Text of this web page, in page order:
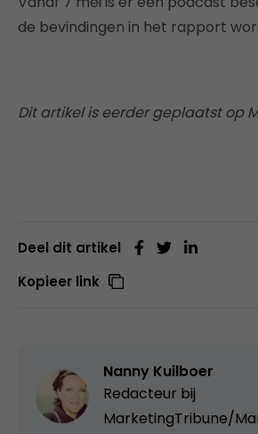
de bevindingen in het rapport
Dit artikel is eerder geplaatst op
Deel dit artikel
Kopieer link
Nanny Kuilboer
Redacteur bij
MarketingTribune/